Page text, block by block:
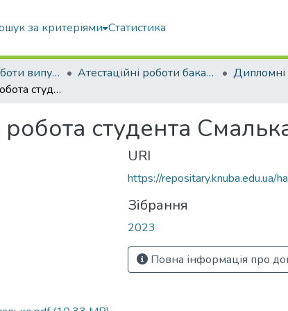
за критеріями Статистика
Атестаційні роботи випускників Атестаційні роботи бакалаврів Дипломні
Атестаційна робота студента Смалька Андрія Анатолійовича
робота студента
URI
https://
Зібрання
2023
Повна інформація про